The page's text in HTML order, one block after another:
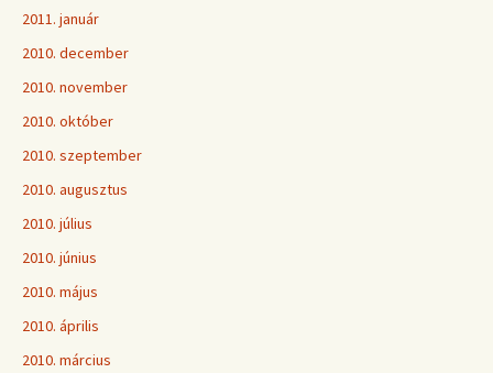
2011. január
2010. december
2010. november
2010. október
2010. szeptember
2010. augusztus
2010. július
2010. június
2010. május
2010. április
2010. március